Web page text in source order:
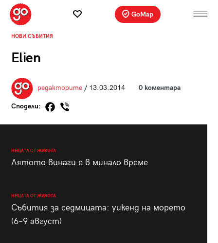
GoMap
НОВИ СЪБИТИЯ
Elien
редакторите/ 13.03.2014 0 коментара
Сподели:
НЕЩАТА ОТ ЖИВОТА
Лятото винаги е в минало време
НЕЩАТА ОТ ЖИВОТА
Събития за седмицата: уикенд на морето
(6–9 август)